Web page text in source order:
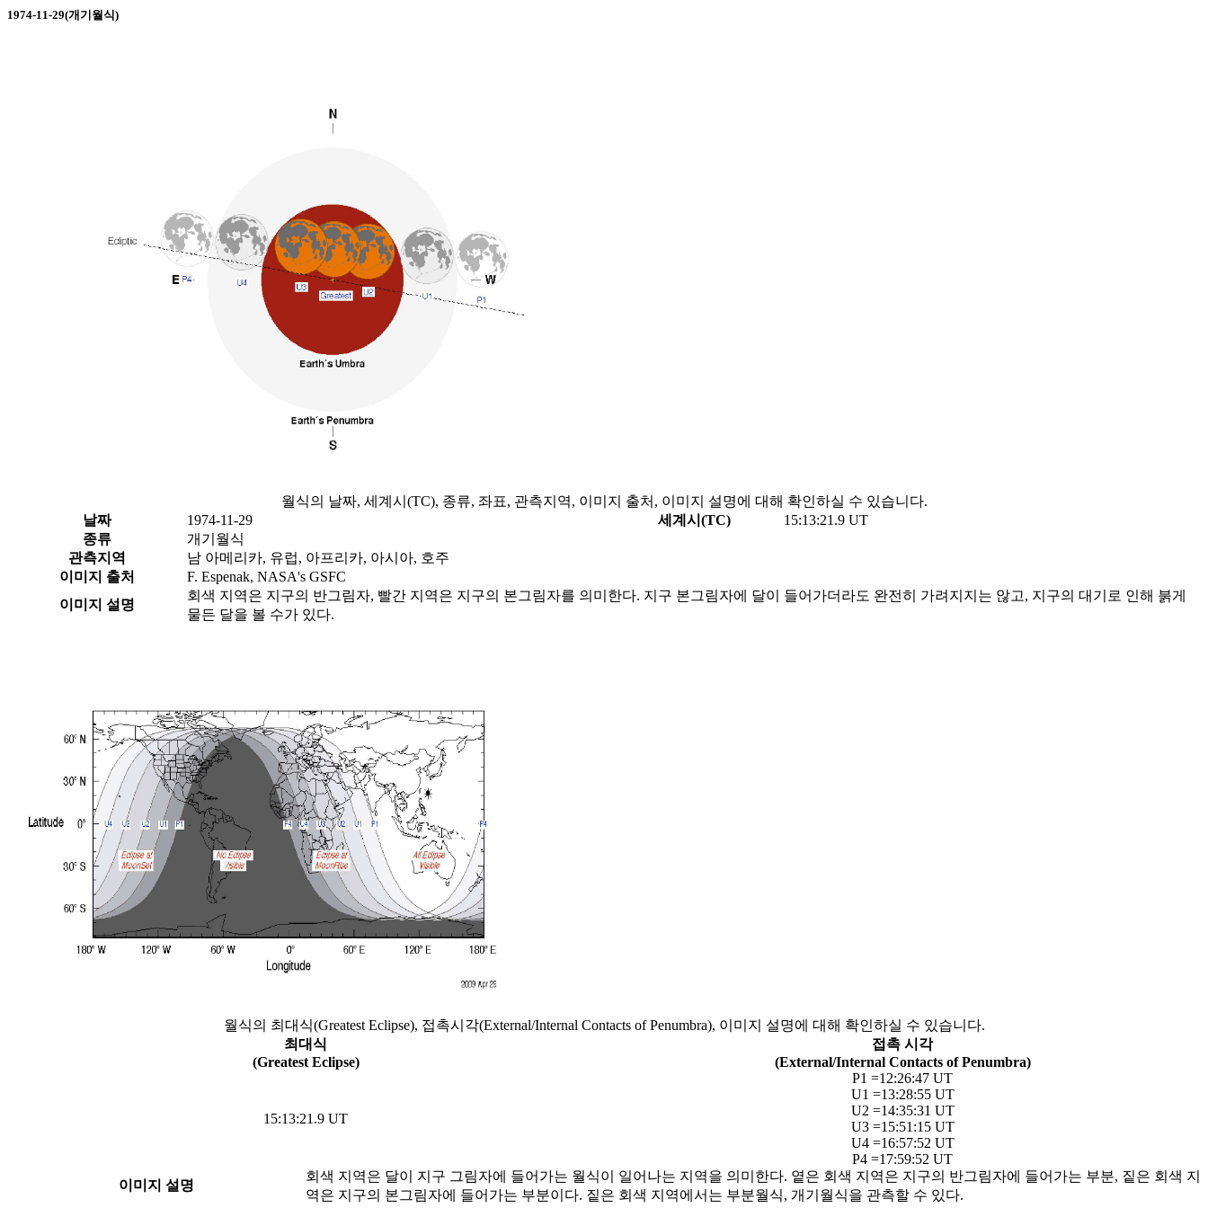
1974-11-29(개기월식)
월식의 날짜, 세계시(TC), 종류, 좌표, 관측지역, 이미지 출처, 이미지 설명에 대해 확인하실 수 있습니다.
날짜
1974-11-29 세계시(TC)
15:13:21.9 UT
종류
개기월식
관측지역
남 아메리카, 유럽, 아프리카, 아시아, 호주
이미지 출처
F. Espenak, NASA's GSFC
이미지 설명
회색 지역은 지구의 반그림자, 빨간 지역은 지구의 본그림자를 의미한다. 지구 본그림자에 달이 들어가더라도 완전히 가려지지는 않고, 지구의 대기로 인해 붉게
물든 달을 볼 수가 있다.
월식의 최대식(Greatest Eclipse), 접촉시각(External/Internal Contacts of Penumbra), 이미지 설명에 대해 확인하실 수 있습니다.
최대식
(Greatest Eclipse)
접촉 시각
(External/Internal Contacts of Penumbra)
15:13:21.9 UT
P1 =12:26:47 UT
U1 =13:28:55 UT
U2 =14:35:31 UT
U3 =15:51:15 UT
U4 =16:57:52 UT
P4 =17:59:52 UT
이미지 설명
회색 지역은 달이 지구 그림자에 들어가는 월식이 일어나는 지역을 의미한다. 옅은 회색 지역은 지구의 반그림자에 들어가는 부분, 짙은 회색 지
역은 지구의 본그림자에 들어가는 부분이다. 짙은 회색 지역에서는 부분월식, 개기월식을 관측할 수 있다.